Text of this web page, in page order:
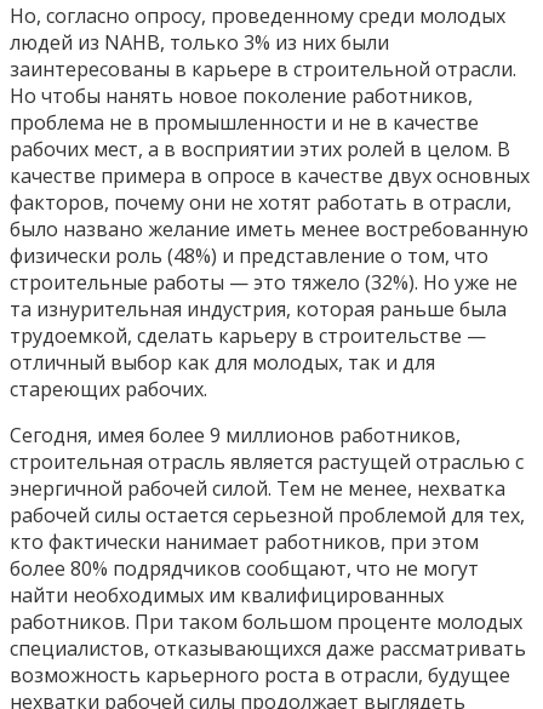
Но, согласно опросу, проведенному среди молодых
людей из NAHB, только 3% из них были
заинтересованы в карьере в строительной отрасли.
Но чтобы нанять новое поколение работников,
проблема не в промышленности и не в качестве
рабочих мест, а в восприятии этих ролей в целом. В
качестве примера в опросе в качестве двух основных
факторов, почему они не хотят работать в отрасли,
было названо желание иметь менее востребованную
физически роль (48%) и представление о том, что
строительные работы — это тяжело (32%). Но уже не
та изнурительная индустрия, которая раньше была
трудоемкой, сделать карьеру в строительстве —
отличный выбор как для молодых, так и для
стареющих рабочих.
Сегодня, имея более 9 миллионов работников,
строительная отрасль является растущей отраслью с
энергичной рабочей силой. Тем не менее, нехватка
рабочей силы остается серьезной проблемой для тех,
кто фактически нанимает работников, при этом
более 80% подрядчиков сообщают, что не могут
найти необходимых им квалифицированных
работников. При таком большом проценте молодых
специалистов, отказывающихся даже рассматривать
возможность карьерного роста в отрасли, будущее
нехватки рабочей силы продолжает выглядеть